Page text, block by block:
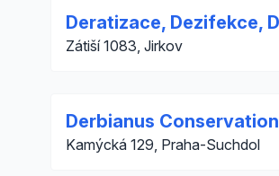
Deratizace, Dezifekce,
Zátiší 1083, Jirkov
Derbianus
Kamýcká 129, Praha-Suchdol